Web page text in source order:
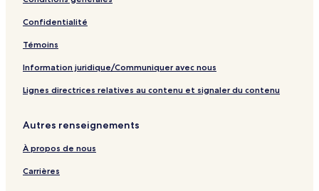
Confidentialité
Témoins
Information juridique/Communiquer avec nous
Lignes directrices relatives au contenu et signaler du contenu
Autres renseignements
À propos de nous
Carrières